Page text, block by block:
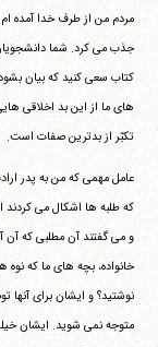
مردم من از طرف خدا آمده
جذب می کرد. شما
کتاب سعی کنید که بیان
های ما از این بد اخلاقی
تکبّر از بدترین صفات است.
عامل مهمی که من به پدر
که طلبه ها اشکال می کردند
و می گفتند آن مطلبی که
خانواده، بچه های ما که
نوشتید؟ و ایشان برای
متوجه نمی شوید. ایشان